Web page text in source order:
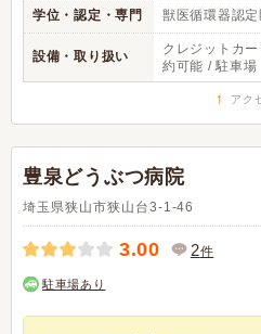
学位・認定・専門 獣医循環器認定
設備・取り扱い
クレジットカ
約可能 / 駐車場
↑ アク
豊泉どうぶつ病院
埼玉県狭山市狭山台3-1-46
3.00 2件
駐車場あり